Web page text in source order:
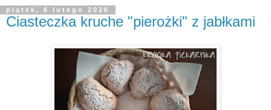
piątek, 6 lutego 2026
Ciasteczka kruche "pierożki" z jabłkami